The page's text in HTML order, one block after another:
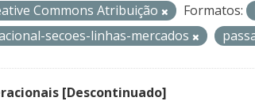
Commons Atribuição Formatos:
secoes-linhas-mercados
[Descontinuado]